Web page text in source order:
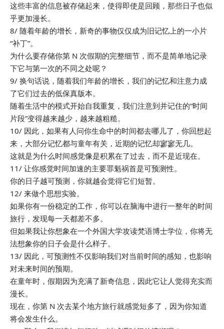
这些丰富的信息被存储起来，使得即使是回顾，那些日子也似
乎更加漫长。
8/ 随着年龄的增长，新奇的事物仅仅成为旧记忆上的一小片
“补丁”。
为什么要存储你第 N 次假期的完整细节，而不是简单地记录
下它与第一次的不同之处呢？
9/ 换句话说，随着我们年龄的增长，我们的记忆和注意力成
了它们过去的低保真版本。
随着生活中的模式开始自我重复，我们注意到并记住的“时间
片段”变得越来越少，越来越粗糙。
10/ 因此，如果有人问你生命中的时间都去哪儿了，你回想起
来，大部分记忆都与童年有关，近期的记忆却寥寥无几。
这就是为什么时间感觉像是积累在了过去，而不是近现在。
11/ 让你感觉时间加速的主要罪魁祸首是可预测性。
你的日子越可预测，你就越会觉得它们短暂。
12/ 来做个思想实验。
如果你有一份稳定的工作，你可以在脑海中进行一整年的时间
旅行，发现每一天都差不多。
但如果我让你想象在一个外国大学攻读梵语博士学位，你将无
法想象你的日子会是什么样子。
13/ 因此，可预测性不仅影响我们对当前时间的感知，也影响
对未来时间的预期。
在童年时，假期因为充满了新奇信息，因此它让人觉得充实而
漫长。
现在，你第 N 次去某个地方旅行就感觉短多了，因为你知道
将会发生什么。